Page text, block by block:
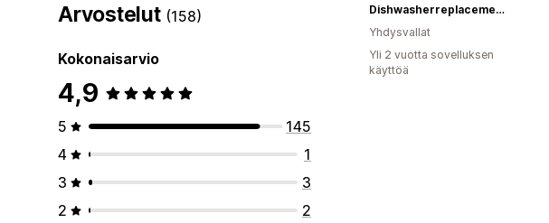
Arvostelut (158)
Kokonaisarvio
4,9
5
145
4
1
3
3
2
2
Dishwasherreplacementparts
Yhdysvallat
Yli 2 vuotta sovelluksen
käyttöä